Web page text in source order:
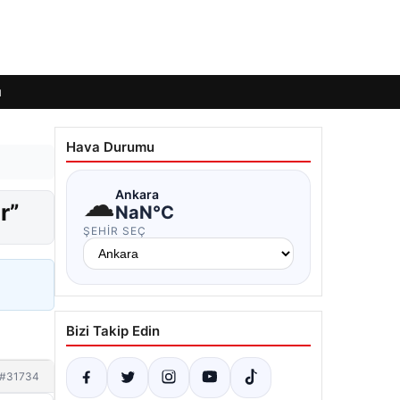
#31734
Hava Durumu
☁Ankara
NaN°C
ŞEHIR SEÇ
Bizi Takip Edin